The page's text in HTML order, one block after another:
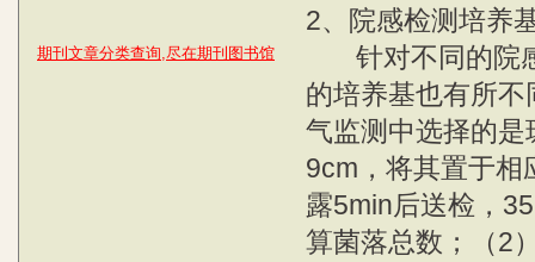
期刊文章分类查询,尽在期刊图书馆
2、院感检测培养
针对不同的院
的培养基也有所
气监测中选择的
9cm，将其置于相
露5min后送检，
算菌落总数；（2